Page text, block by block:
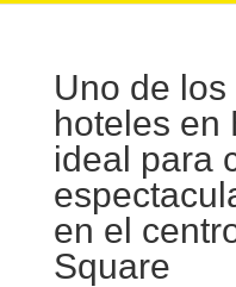
Uno de
hoteles en
ideal para
en el
Square